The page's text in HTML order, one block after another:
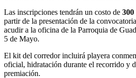
Las inscripciones tendrán un costo de 300
partir de la presentación de la
acudir a la oficina de la Parroquia de
5 de Mayo.
El kit del corredor incluirá playera
oficial, hidratación durante el recorrido y
premiación.